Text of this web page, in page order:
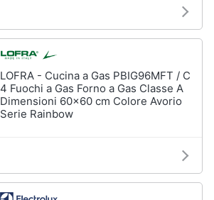
LOFRA - Cucina a Gas PBIG96MFT / C
4 Fuochi a Gas Forno a Gas Classe A
Dimensioni 60x60 cm Colore Avorio
Serie Rainbow